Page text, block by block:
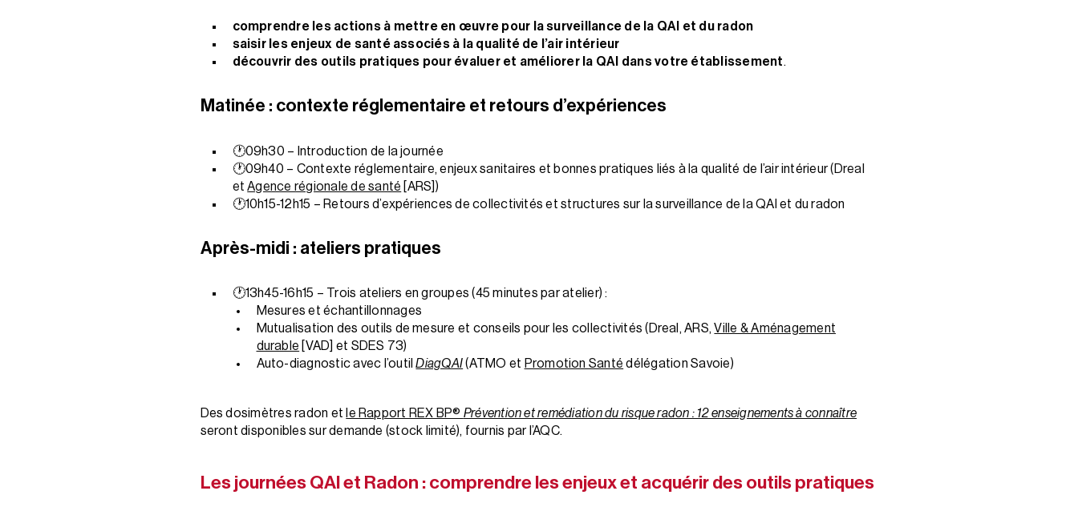
comprendre les actions à mettre en œuvre pour la surveillance de la QAI et du radon
saisir les enjeux de santé associés à la qualité de l’air intérieur
découvrir des outils pratiques pour évaluer et améliorer la QAI dans votre établissement.
Matinée : contexte réglementaire et retours d’expériences
🕐09h30 – Introduction de la journée
🕐09h40 – Contexte réglementaire, enjeux sanitaires et bonnes pratiques liés à la qualité de l’air intérieur(Dreal
etAgence régionale de santé [ARS])
🕐10h15-12h15 – Retours d’expériences de collectivités et structures sur la surveillance de la QAI et du radon
Après-midi : ateliers pratiques
🕐13h45-16h15 – Trois ateliers en groupes (45 minutes par atelier) :
Mesures et échantillonnages
Mutualisation des outils de mesure et conseils pour les collectivités (Dreal, ARS,Ville & Aménagement
durable [VAD] et SDES 73)
Auto-diagnostic avec l’outilDiagQAI (ATMO et Promotion Santé délégation Savoie)
Des dosimètres radon et le Rapport REX BP® Prévention et remédiation du risque radon : 12 enseignements à connaître
seront disponibles sur demande (stock limité), fournis par l’AQC.
Les journées QAI et Radon : comprendre les enjeux et acquérir des outils pratiques